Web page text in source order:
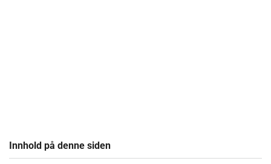
Innhold på denne siden